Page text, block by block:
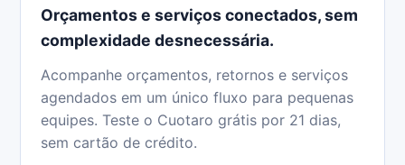
Orçamentos e serviços conectados, sem
complexidade desnecessária.
Acompanhe orçamentos, retornos e serviços
agendados em um único fluxo para pequenas
equipes. Teste o Cuotaro grátis por 21 dias,
sem cartão de crédito.